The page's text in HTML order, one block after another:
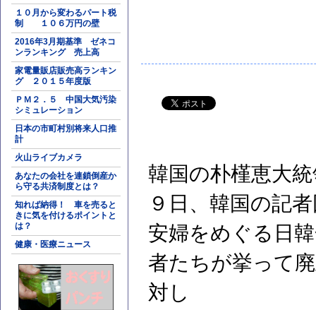
１０月から変わるパート税
制 １０６万円の壁
2016年3月期基準 ゼネコ
ンランキング 売上高
家電量販店販売高ランキン
グ ２０１５年度版
ＰＭ２．５ 中国大気汚染
シミュレーション
日本の市町村別将来人口推
計
火山ライブカメラ
あなたの会社を連鎖倒産か
ら守る共済制度とは？
知れば納得！ 車を売ると
きに気を付けるポイントと
は？
健康・医療ニュース
韓国の朴槿恵大
９日、韓国の記
安婦をめぐる日
者たちが挙って
対し